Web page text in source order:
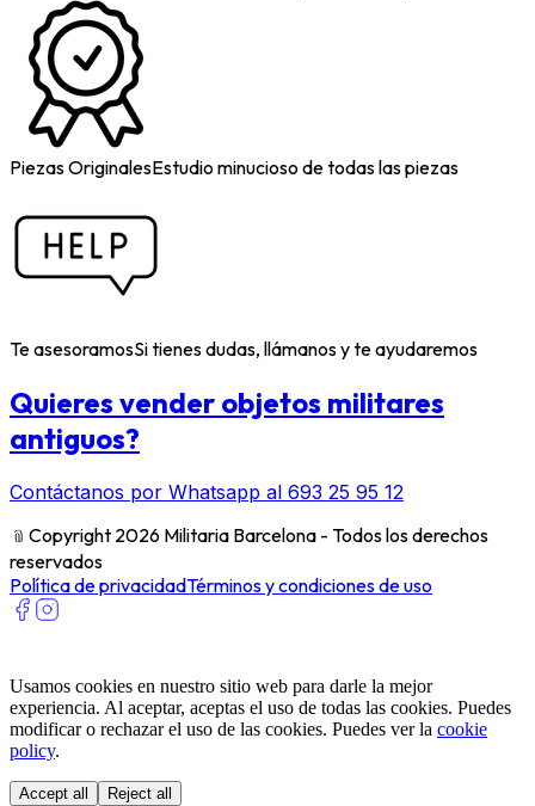
Piezas OriginalesEstudio minucioso de todas las piezas
Te asesoramosSi tienes dudas, llámanos y te ayudaremos
Quieres vender objetos militares
antiguos?
Contáctanos por Whatsapp al 693 25 95 12
﹫ Copyright 2026 Militaria Barcelona - Todos los derechos
reservados
Política de privacidadTérminos y condiciones de uso
Usamos cookies en nuestro sitio web para darle la mejor
experiencia. Al aceptar, aceptas el uso de todas las cookies. Puedes
modificar o rechazar el uso de las cookies. Puedes ver la cookie
policy.
Accept all Reject all